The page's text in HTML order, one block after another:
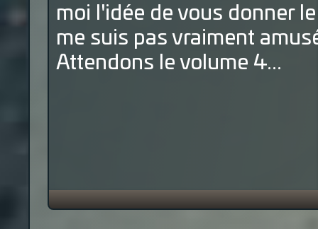
moi l'idée de vous donner
me suis pas vraiment
Attendons le volume 4...